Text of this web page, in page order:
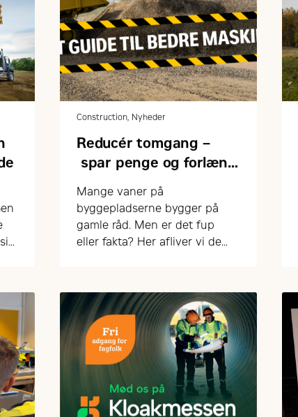
Construction, Nyheder
Reducér tomgang –
spar penge og forlæng
Mange vaner på
byggepladserne bygger på
gamle råd. Men er det fup
eller fakta? Her afliver vi de
maskinerne